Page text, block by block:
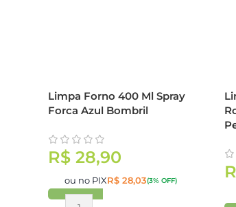
Limpa Forno 400 Ml Spray
Forca Azul Bombril
R$ 28,90
ou no PIXR$ 28,03(3% OFF)